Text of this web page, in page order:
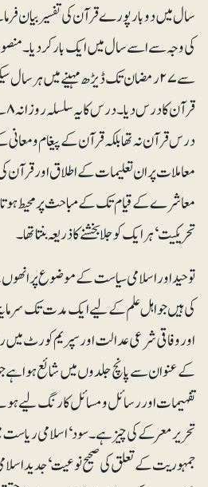
سال میں دو بار پورے قرآن کی تفسیر بیان
سے ۲۷ رمضان تک ڈیڑھ مہینے میں ہر سال
درس قرآن نہ تھا بلکہ قرآن کے پیغام و
معاملات پر ان تعلیمات کے اطلاق اور قرآن
معاشرے کے قیام تک کے مباحث پر محیط ہوتا
تحریکیت‘ ہر ایک کو جلا بخشنے کا ذریعہ بنتا تھا۔
توحید اور اسلامی سیاست کے موضوع پر انھوں
کی ہیں جو اہل علم کے لیے ایک مدت تک
اور وفاقی شرعی عدالت اور سپریم کورٹ میں
کے عنوان سے پانچ جلدوں میں شائع ہوا ہے
تفہیمات اور رسائل و مسائل کا رنگ لیے
تحریر معرکے کی چیز ہے۔ سود‘ اسلامی ریاست
جمہوریت کے تعلق کی صحیح نوعیت‘ جدید